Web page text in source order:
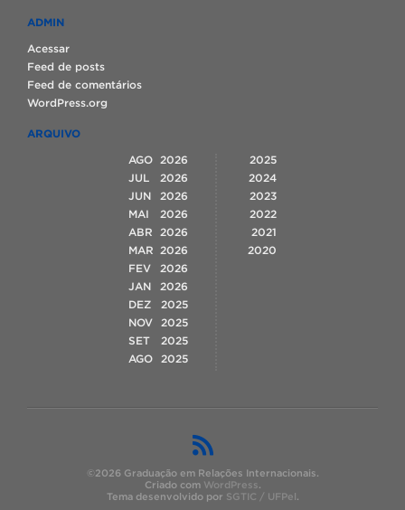
ADMIN
Acessar
Feed de posts
Feed de comentários
WordPress.org
ARQUIVO
AGO
2026
JUL
2026
JUN
2026
MAI
2026
ABR
2026
MAR
2026
FEV
2026
JAN
2026
DEZ
2025
NOV
2025
SET
2025
AGO
2025
2025
2024
2023
2022
2021
2020
©2026 Graduação em Relações Internacionais.
Criado com WordPress.
Tema desenvolvido por SGTIC / UFPel.